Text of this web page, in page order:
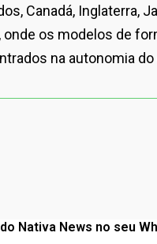
Canadá, Inglaterra,
onde os modelos de
na autonomia do
Nativa News no seu